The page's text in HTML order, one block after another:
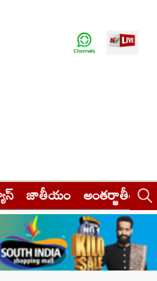
జాతీయం అంతర్జాతీయం